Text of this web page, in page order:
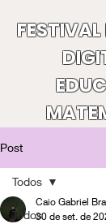
Post
Todos
Todos
Caio Gabriel
30 de set. de